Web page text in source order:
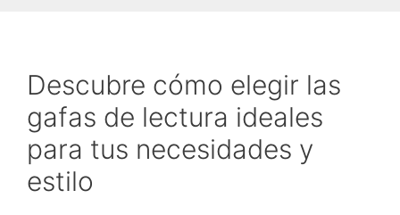
Descubre cómo elegir las
gafas de lectura ideales
para tus necesidades y
estilo